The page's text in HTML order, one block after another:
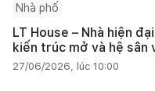
Nhà phố
LT House – Nhà hiện
kiến trúc mở và hệ sân
27/06/2026, lúc 10:00